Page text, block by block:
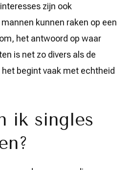
zijn ook
kunnen raken op een
het antwoord op waar
is net zo divers als de
begint vaak met echtheid
ik singles